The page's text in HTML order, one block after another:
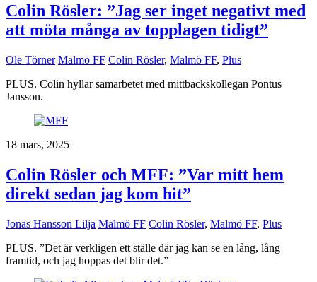
Colin Rösler: ”Jag ser inget negativt med
att möta många av topplagen tidigt”
Ole Törner Malmö FF Colin Rösler, Malmö FF, Plus
PLUS. Colin hyllar samarbetet med mittbackskollegan Pontus
Jansson.
18 mars, 2025
Colin Rösler och MFF: ”Var mitt hem
direkt sedan jag kom hit”
Jonas Hansson Lilja Malmö FF Colin Rösler, Malmö FF, Plus
PLUS. ”Det är verkligen ett ställe där jag kan se en lång, lång
framtid, och jag hoppas det blir det.”